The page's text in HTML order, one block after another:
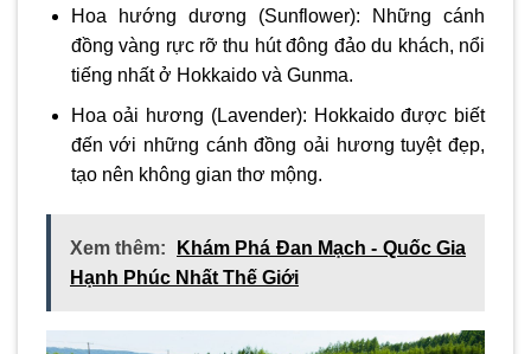
Hoa hướng dương (Sunflower): Những cánh
đồng vàng rực rỡ thu hút đông đảo du khách, nổi
tiếng nhất ở Hokkaido và Gunma.
Hoa oải hương (Lavender): Hokkaido được biết
đến với những cánh đồng oải hương tuyệt đẹp,
tạo nên không gian thơ mộng.
Xem thêm:
Khám Phá Đan Mạch - Quốc Gia
Hạnh Phúc Nhất Thế Giới